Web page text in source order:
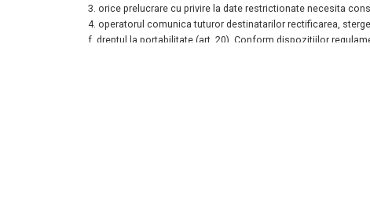
3. orice prelucrare cu privire la date restrictionate necesita
4. operatorul comunica tuturor destinatarilor rectificarea,
f. dreptul la portabilitate (art. 20). Conform dispozitiilor